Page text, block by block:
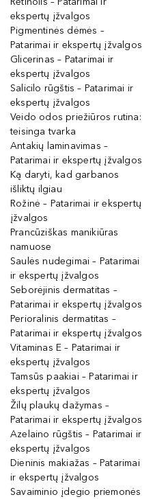
ekspertų įžvalgos
Pigmentinės dėmės –
Patarimai ir ekspertų įžvalgos
Glicerinas – Patarimai ir
ekspertų įžvalgos
Salicilo rūgštis – Patarimai ir
ekspertų įžvalgos
Veido odos priežiūros rutina:
teisinga tvarka
Antakių laminavimas –
Patarimai ir ekspertų įžvalgos
Ką daryti, kad garbanos
išliktų ilgiau
Rožinė – Patarimai ir ekspertų
įžvalgos
Prancūziškas manikiūras
namuose
Saulės nudegimai – Patarimai
ir ekspertų įžvalgos
Seborėjinis dermatitas –
Patarimai ir ekspertų įžvalgos
Perioralinis dermatitas –
Patarimai ir ekspertų įžvalgos
Vitaminas E – Patarimai ir
ekspertų įžvalgos
Tamsūs paakiai – Patarimai ir
ekspertų įžvalgos
Žilų plaukų dažymas –
Patarimai ir ekspertų įžvalgos
Azelaino rūgštis – Patarimai ir
ekspertų įžvalgos
Dieninis makiažas – Patarimai
ir ekspertų įžvalgos
Savaiminio įdegio priemonės